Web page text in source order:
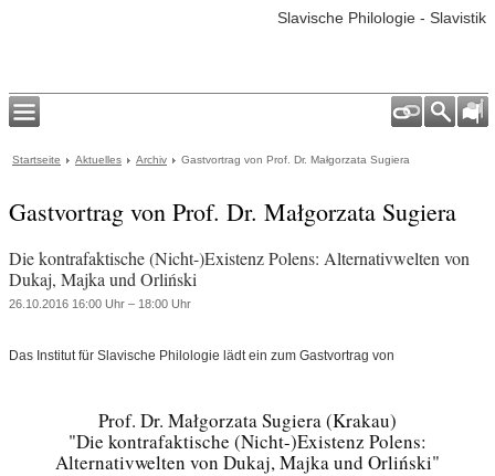
Slavische Philologie - Slavistik
Startseite Aktuelles Archiv Gastvortrag von Prof. Dr. Małgorzata Sugiera
Gastvortrag von Prof. Dr. Małgorzata Sugiera
Die kontrafaktische (Nicht-)Existenz Polens: Alternativwelten von
Dukaj, Majka und Orliński
26.10.2016 16:00 Uhr – 18:00 Uhr
Das Institut für Slavische Philologie lädt ein zum Gastvortrag von
Prof. Dr. Małgorzata Sugiera (Krakau)
"Die kontrafaktische (Nicht-)Existenz Polens:
Alternativwelten von Dukaj, Majka und Orliński"